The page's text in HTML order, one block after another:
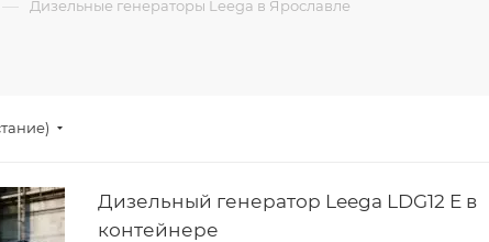
— Дизельные генераторы Leega в Ярославле
Дизельный генератор Leega LDG12 E в
контейнере